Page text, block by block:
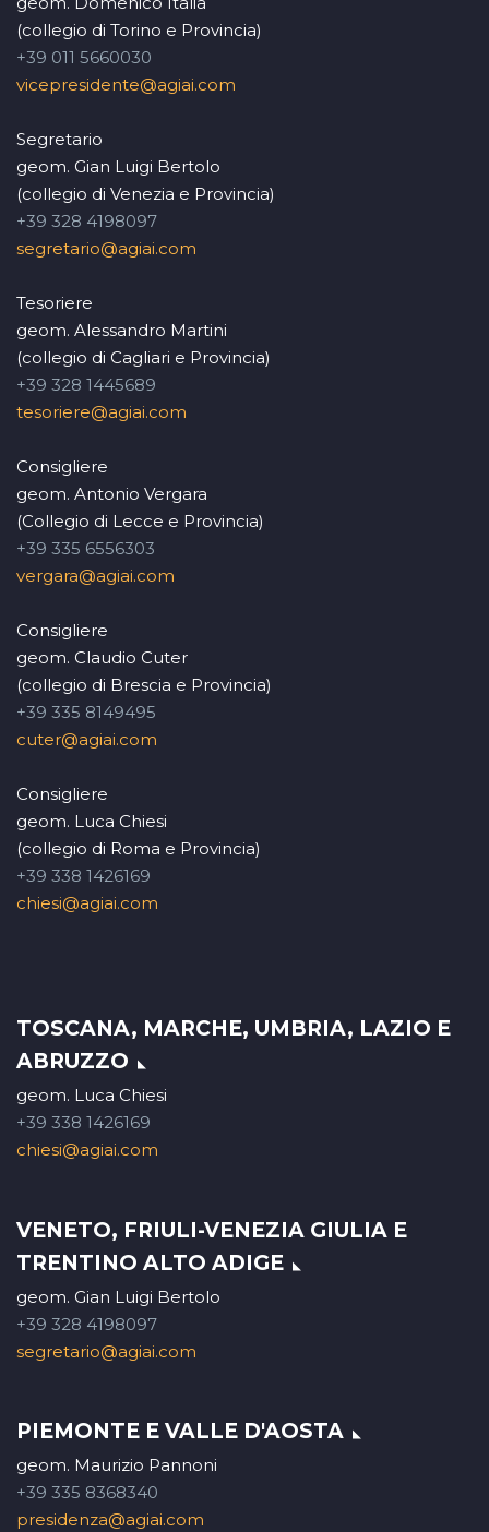
(collegio di Torino e Provincia)
+39 011 5660030
vicepresidente@agiai.com
Segretario
geom. Gian Luigi Bertolo
(collegio di Venezia e Provincia)
+39 328 4198097
segretario@agiai.com
Tesoriere
geom. Alessandro Martini
(collegio di Cagliari e Provincia)
+39 328 1445689
tesoriere@agiai.com
Consigliere
geom. Antonio Vergara
(Collegio di Lecce e Provincia)
+39 335 6556303
vergara@agiai.com
Consigliere
geom. Claudio Cuter
(collegio di Brescia e Provincia)
+39 335 8149495
cuter@agiai.com
Consigliere
geom. Luca Chiesi
(collegio di Roma e Provincia)
+39 338 1426169
chiesi@agiai.com
TOSCANA, MARCHE, UMBRIA, LAZIO E
ABRUZZO
geom. Luca Chiesi
+39 338 1426169
chiesi@agiai.com
VENETO, FRIULI-VENEZIA GIULIA E
TRENTINO ALTO ADIGE
geom. Gian Luigi Bertolo
+39 328 4198097
segretario@agiai.com
PIEMONTE E VALLE D'AOSTA
geom. Maurizio Pannoni
+39 335 8368340
presidenza@agiai.com